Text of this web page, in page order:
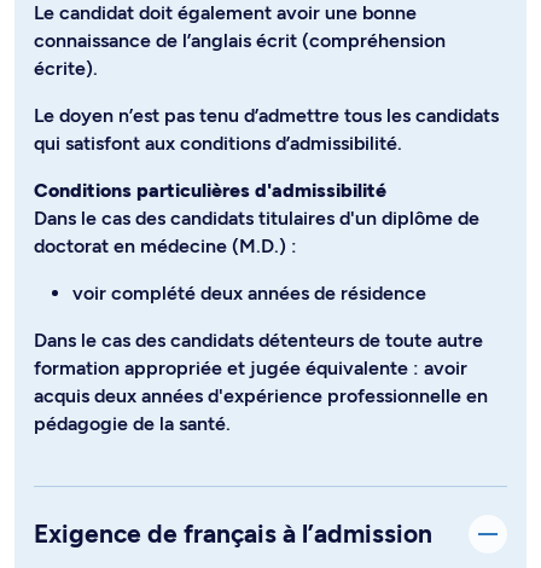
Le candidat doit également avoir une bonne
connaissance de l’anglais écrit (compréhension
écrite).
Le doyen n’est pas tenu d’admettre tous les candidats
qui satisfont aux conditions d’admissibilité.
Conditions particulières d'admissibilité
Dans le cas des candidats titulaires d'un diplôme de
doctorat en médecine (M.D.) :
voir complété deux années de résidence
Dans le cas des candidats détenteurs de toute autre
formation appropriée et jugée équivalente : avoir
acquis deux années d'expérience professionnelle en
pédagogie de la santé.
Exigence de français à l’admission